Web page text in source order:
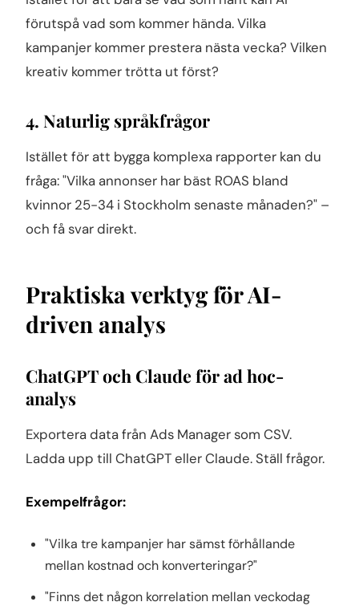
förutspå vad som kommer hända. Vilka
kampanjer kommer prestera nästa vecka? Vilken
kreativ kommer trötta ut först?
4. Naturlig språkfrågor
Istället för att bygga komplexa rapporter kan du
fråga: "Vilka annonser har bäst ROAS bland
kvinnor 25-34 i Stockholm senaste månaden?" –
och få svar direkt.
Praktiska verktyg för AI-
driven analys
ChatGPT och Claude för ad hoc-
analys
Exportera data från Ads Manager som CSV.
Ladda upp till ChatGPT eller Claude. Ställ frågor.
Exempelfrågor:
"Vilka tre kampanjer har sämst förhållande
mellan kostnad och konverteringar?"
"Finns det någon korrelation mellan veckodag